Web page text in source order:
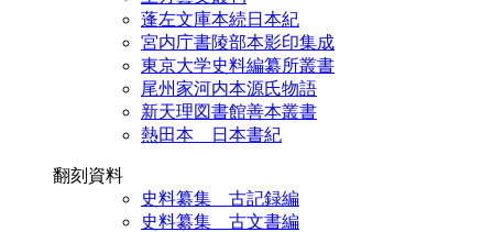
蓬左文庫本続日本紀
宮内庁書陵部本影印集成
東京大学史料編纂所叢書
尾州家河内本源氏物語
新天理図書館善本叢書
熱田本 日本書紀
翻刻資料
史料纂集 古記録編
史料纂集 古文書編